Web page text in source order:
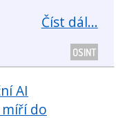
Číst dál...
OSINT
AI
do